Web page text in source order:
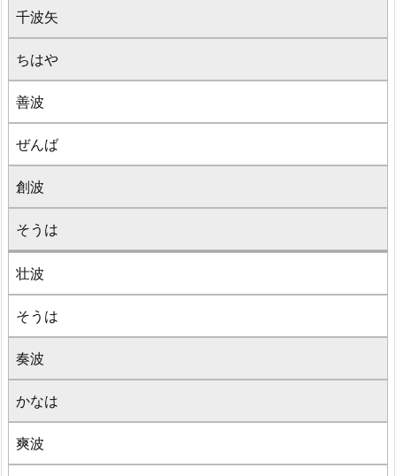
千波矢
ちはや
善波
ぜんば
創波
そうは
壮波
そうは
奏波
かなは
爽波